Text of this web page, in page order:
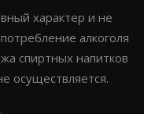
характер и не
алкоголя
спиртных напитков
осуществляется.